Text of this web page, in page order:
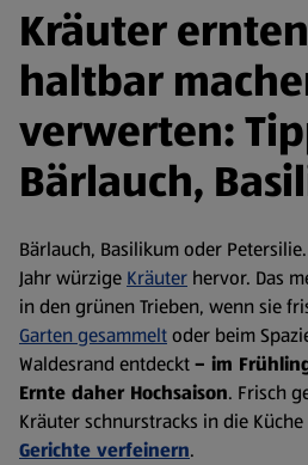
Kräuter
haltbar
verwerten:
Bärlauch,
Bärlauch, Basilikum oder
Jahr würzige Kräuter hervor. Das
in den grünen Trieben, wenn sie
Garten gesammeltoder beim
Waldesrand entdeckt– im
Ernte daher Hochsaison. Frisch
Kräuter schnurstracks in die
Gerichte verfeinern.